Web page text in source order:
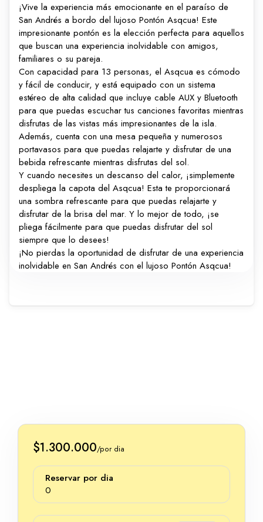
¡Vive la experiencia más emocionante en el paraíso de
San Andrés a bordo del lujoso Pontón Asqcua! Este
impresionante pontón es la elección perfecta para aquellos
que buscan una experiencia inolvidable con amigos,
familiares o su pareja.
Con capacidad para 13 personas, el Asqcua es cómodo
y fácil de conducir, y está equipado con un sistema
estéreo de alta calidad que incluye cable AUX y Bluetooth
para que puedas escuchar tus canciones favoritas mientras
disfrutas de las vistas más impresionantes de la isla.
Además, cuenta con una mesa pequeña y numerosos
portavasos para que puedas relajarte y disfrutar de una
bebida refrescante mientras disfrutas del sol.
Y cuando necesites un descanso del calor, ¡simplemente
despliega la capota del Asqcua! Esta te proporcionará
una sombra refrescante para que puedas relajarte y
disfrutar de la brisa del mar. Y lo mejor de todo, ¡se
pliega fácilmente para que puedas disfrutar del sol
siempre que lo desees!
¡No pierdas la oportunidad de disfrutar de una experiencia
inolvidable en San Andrés con el lujoso Pontón Asqcua!
$1.300.000/por dia
Reservar por dia
0